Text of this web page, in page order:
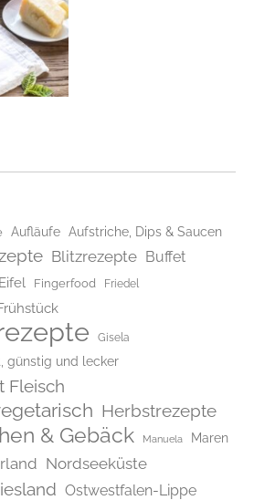
Aufläufe Aufstriche, Dips & Saucen
Blitzrezepte Buffet
Eifel Fingerfood Friedel
Gisela
günstig und lecker
Fleisch
Herbstrezepte
& Gebäck Manuela Maren
Nordseeküste
Ostwestfalen-Lippe